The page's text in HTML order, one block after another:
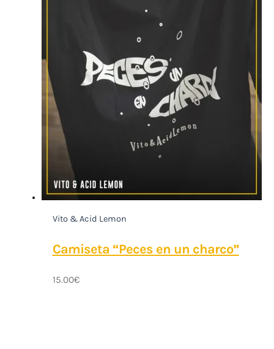
Vito & Acid Lemon
Camiseta “Peces en un charco”
15.00€